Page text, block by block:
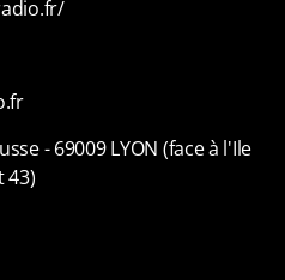
- 69009 LYON (face à l'Ile
43)